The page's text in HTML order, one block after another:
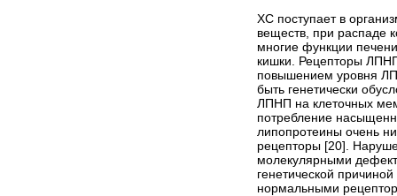
ХС поступает в
веществ, при распаде
многие функции
кишки. Рецепторы
повышением уровня
быть генетически
ЛПНП на клеточных
потребление
липопротеины очень
рецепторы [20].
молекулярными
генетической
нормальными